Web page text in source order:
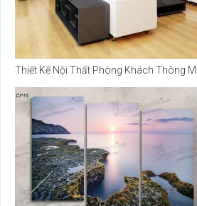
Thiết Kế Nội Thất Phòng Khách Thông